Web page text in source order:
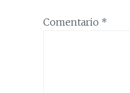
Comentario *